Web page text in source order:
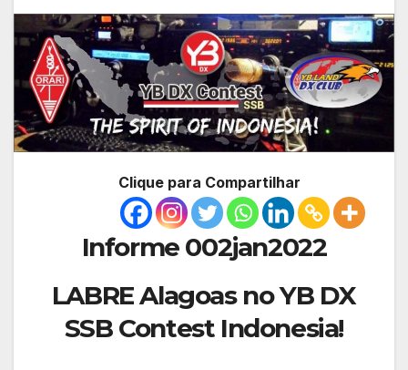
Clique para Compartilhar
Informe 002jan2022
LABRE Alagoas no YB DX
SSB Contest Indonesia!